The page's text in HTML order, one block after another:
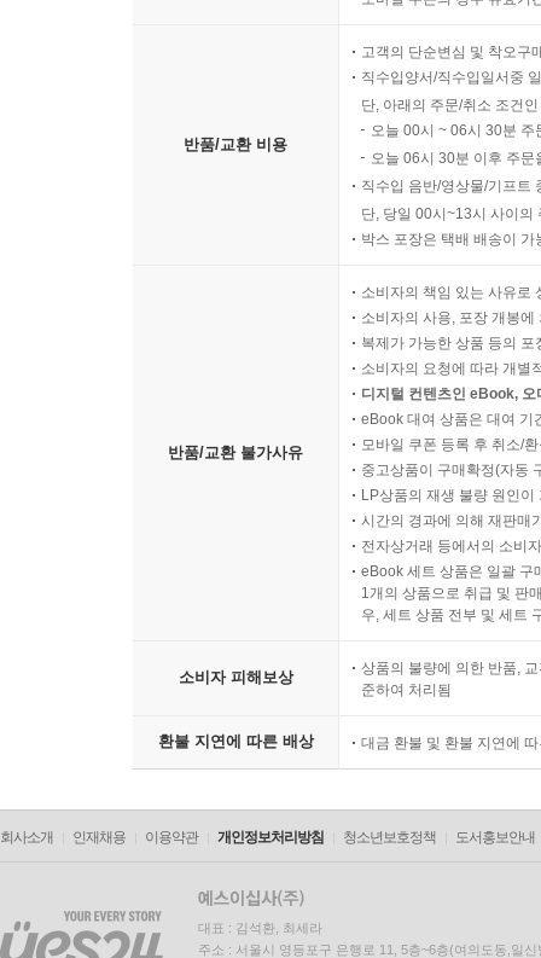
반품/교환 비용
고객의 단순변심 및 착오구
직수입양서/직수입일서중
단, 아래의 주문/취소 조건
오늘 00시 ~ 06시 30분
오늘 06시 30분 이후 주
직수입 음반/영상물/기프트
단, 당일 00시~13시 사이의
박스 포장은 택배 배송이
반품/교환 불가사유
소비자의 책임 있는 사유로
소비자의 사용, 포장 개봉
복제가 가능한 상품 등의
소비자의 요청에 따라 개별
디지털 컨텐츠인 eBook,
eBook 대여 상품은 대여 기
모바일 쿠폰 등록 후 취소/
중고상품이 구매확정(자동
LP상품의 재생 불량 원인
시간의 경과에 의해 재판매
전자상거래 등에서의 소비
eBook 세트 상품은 일괄 구
1개의 상품으로 취급 및 판
우, 세트 상품 전부 및 세트
소비자 피해보상
상품의 불량에 의한 반품,
준하여 처리됨
환불 지연에 따른 배상 대금 환불 및 환불 지연에
회사소개 인재채용 이용약관 개인정보처리방침 청소년보호정책 도서홍보안내
대표 : 김석환, 최세라
주소 : 서울시 영등포구 은행로 11, 5층~6층(여의도동,일신